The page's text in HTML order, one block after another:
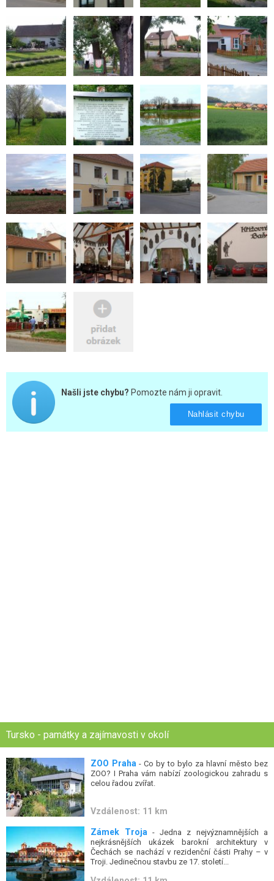
Našli jste chybu? Pomozte nám ji opravit.
Nahlásit chybu
Tursko - památky a zajímavosti v okolí
ZOO Praha - Co by to bylo za hlavní město bez
ZOO? I Praha vám nabízí zoologickou zahradu s
celou řadou zvířat.
Vzdálenost: 11 km
Zámek Troja- Jedna z nejvýznamnějších a
nejkrásnějších ukázek barokní architektury v
Čechách se nachází v rezidenční části Prahy – v
Troji. Jedinečnou stavbu ze 17. století...